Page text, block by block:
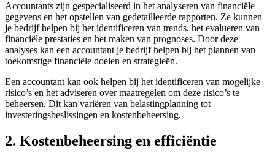
Accountants zijn gespecialiseerd in het analyseren van financiële
gegevens en het opstellen van gedetailleerde rapporten. Ze kunnen
je bedrijf helpen bij het identificeren van trends, het evalueren van
financiële prestaties en het maken van prognoses. Door deze
analyses kan een accountant je bedrijf helpen bij het plannen van
toekomstige financiële doelen en strategieën.
Een accountant kan ook helpen bij het identificeren van mogelijke
risico’s en het adviseren over maatregelen om deze risico’s te
beheersen. Dit kan variëren van belastingplanning tot
investeringsbeslissingen en kostenbeheersing.
2. Kostenbeheersing en efficiëntie